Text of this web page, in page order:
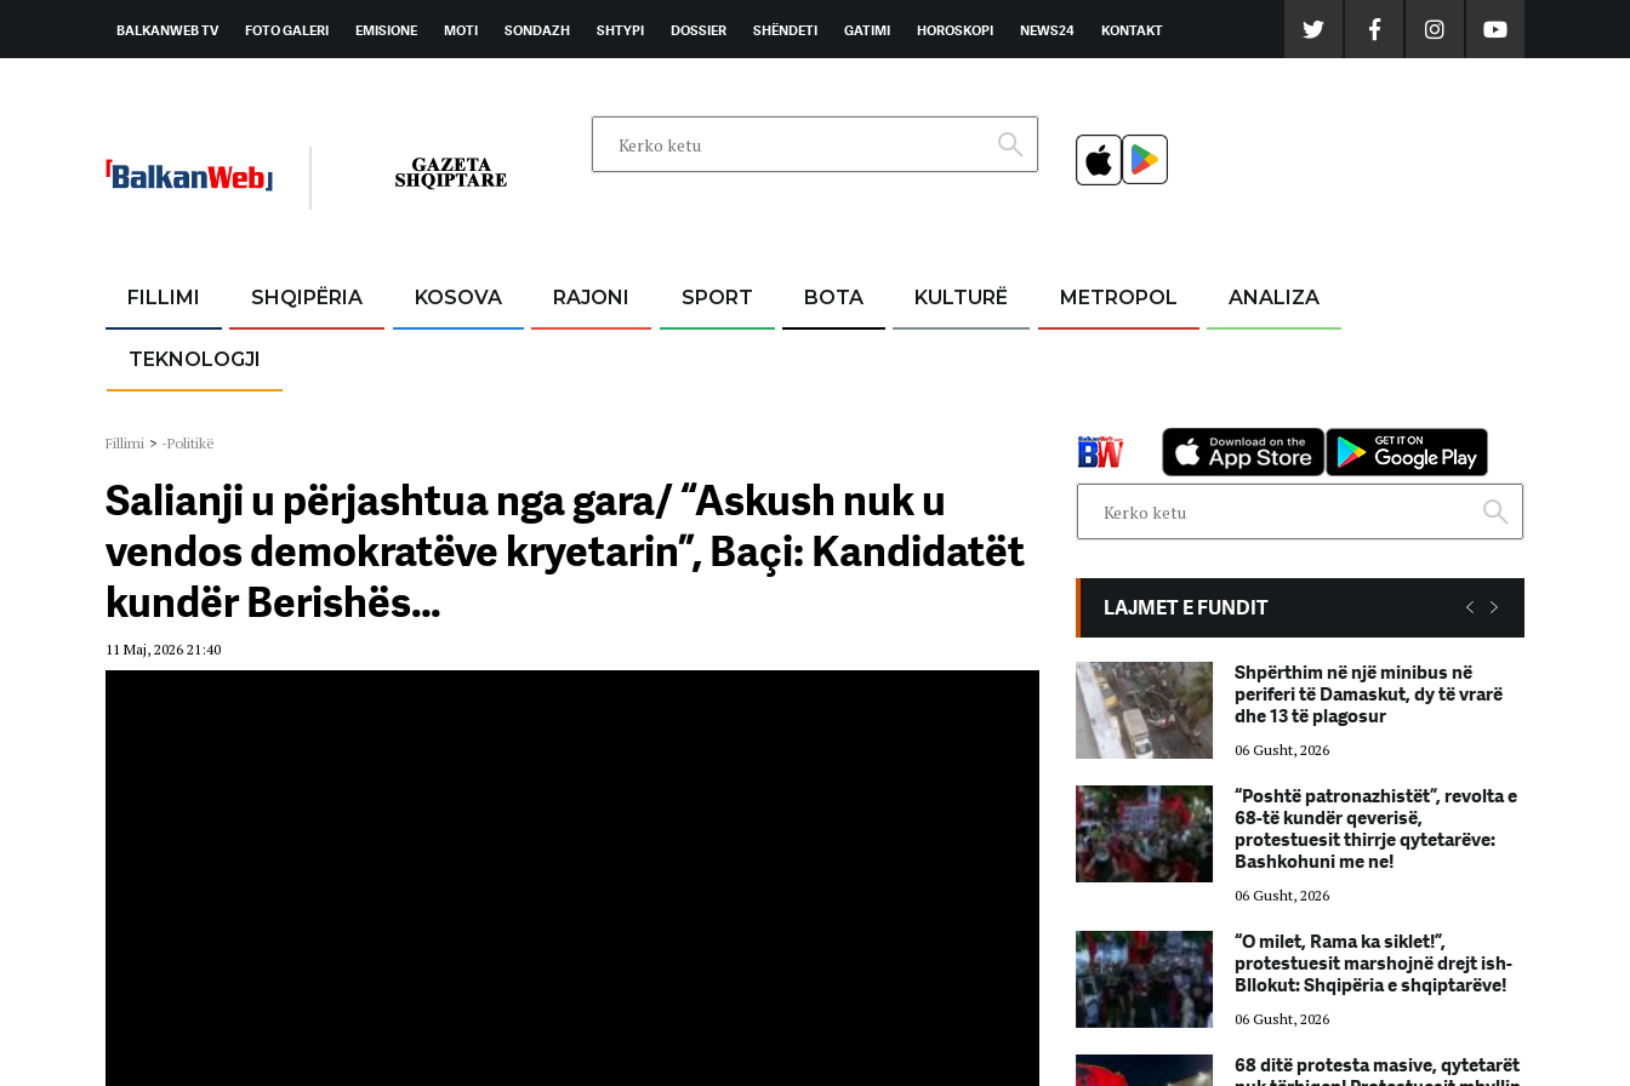
BALKANWEB TV FOTO GALERI EMISIONE MOTI SONDAZH SHTYPI DOSSIER SHËNDETI GATIMI HOROSKOPI NEWS24 KONTAKT
FILLIMI SHQIPËRIA KOSOVA RAJONI SPORT BOTA KULTURË METROPOL ANALIZA
TEKNOLOGJI
Fillimi > -Politikë
Salianji u përjashtua nga gara/ “Askush nuk u
vendos demokratëve kryetarin”, Baçi: Kandidatët
kundër Berishës…
11 Maj, 2026 21:40
LAJMET E FUNDIT
Shpërthim në një minibus në
Shpërthim në një minibus në
periferi të Damaskut, dy të vrarë
dhe 13 të plagosur
06 Gusht, 2026
“Poshtë patronazhistët”, revolta e
68-të kundër qeverisë,
protestuesit thirrje qytetarëve:
Bashkohuni me ne!
06 Gusht, 2026
“O milet, Rama ka siklet!”,
protestuesit marshojnë drejt ish-
Bllokut: Shqipëria e shqiptarëve!
06 Gusht, 2026
68 ditë protesta masive, qytetarët